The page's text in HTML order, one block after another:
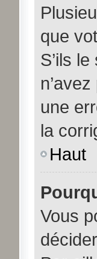
que
S’ils
une
la
Haut
Vous